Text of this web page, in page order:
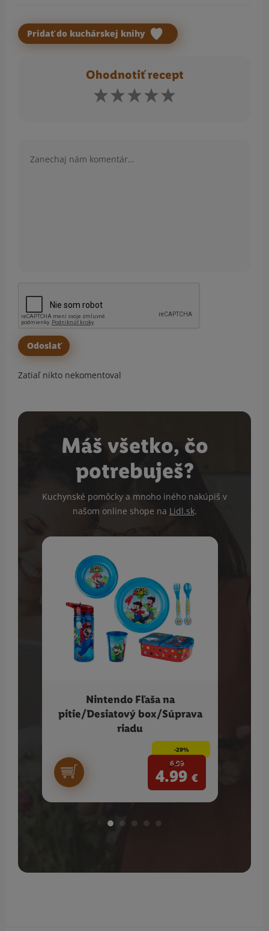
Pridať do kuchárskej knihy
Ohodnotiť recept
Zatiaľ nikto nekomentoval
Máš všetko, čo
potrebuješ?
Kuchynské pomôcky a mnoho iného nakúpiš v
našom online shope na Lidl.sk.
Nintendo Fľaša na
pitie/Desiatový box/Súprava
riadu
-29%
6.99
4.99 €